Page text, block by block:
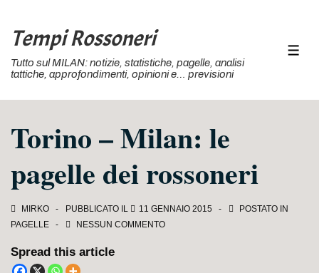
Vai
contenuto
Tempi Rossoneri
Tutto sul MILAN: notizie, statistiche, pagelle, analisi
tattiche, approfondimenti, opinioni e… previsioni
Torino – Milan: le
pagelle dei rossoneri
MIRKO PUBBLICATO IL 11 GENNAIO 2015
POSTATO IN
PAGELLE
NESSUN COMMENTO
Spread this article